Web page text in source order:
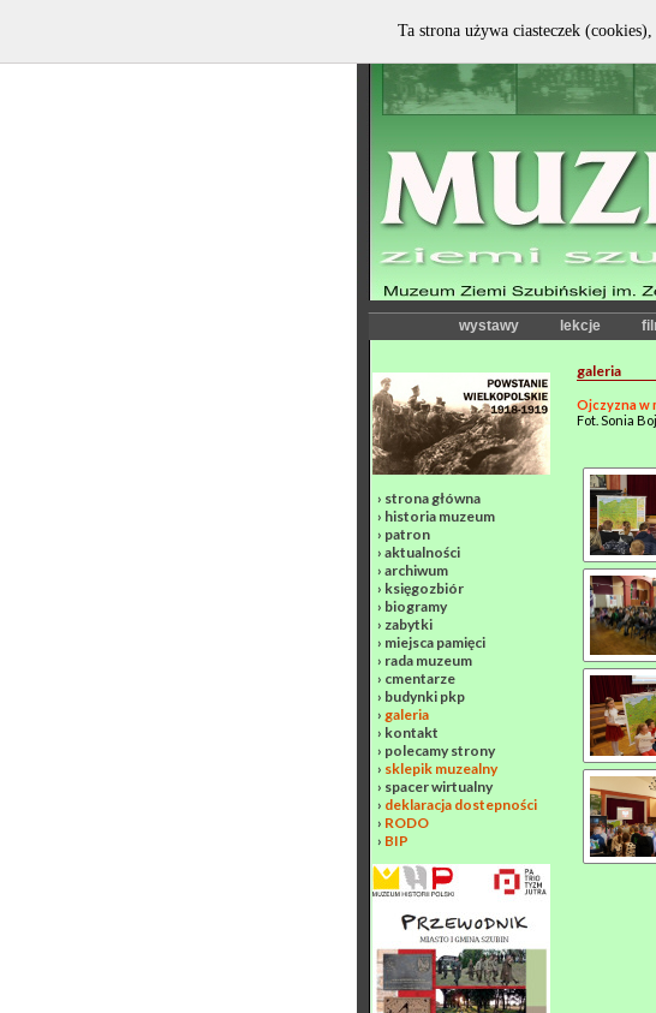
wystawy lekcje
› strona główna
› historia muzeum
› patron
› aktualności
› archiwum
› księgozbiór
› biogramy
› zabytki
› miejsca pamięci
› rada muzeum
› cmentarze
› budynki pkp
› galeria
› kontakt
› polecamy strony
› sklepik muzealny
› spacer wirtualny
› deklaracja dostepności
› RODO
› BIP
galeria
Ojczyzna w
Fot. Sonia
Ta strona używa ciasteczek